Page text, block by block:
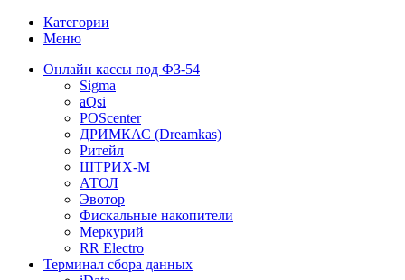
Категории
Меню
Онлайн кассы под ФЗ-54
Sigma
aQsi
POScenter
ДРИМКАС (Dreamkas)
Ритейл
ШТРИХ-М
АТОЛ
Эвотор
Фискальные накопители
Меркурий
RR Electro
Терминал сбора данных